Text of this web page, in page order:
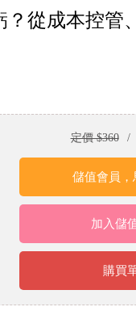
從成本控管
定價 $360 /
儲值會員，
加入儲
購買